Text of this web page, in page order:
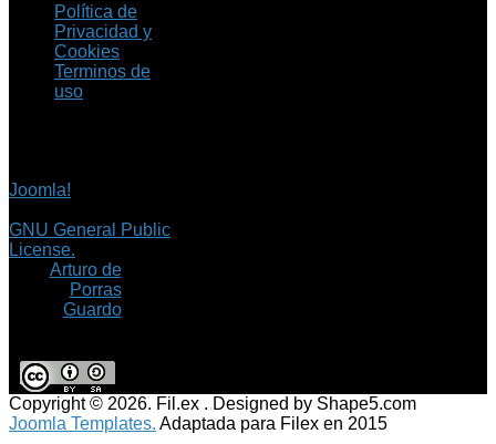
Política de
Privacidad y
Cookies
Terminos de
uso
Joomla!
GNU General Public
License.
Arturo de
Porras
Guardo
Copyright © 2026. Fil.ex . Designed by Shape5.com
Joomla Templates. Adaptada para Filex en 2015